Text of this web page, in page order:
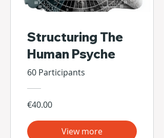
Structuring The
Human Psyche
60 Participants
€40.00
View more